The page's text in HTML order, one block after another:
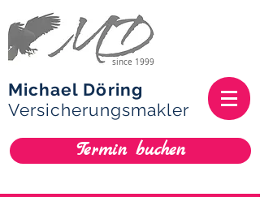
since 1999
Michael Döring
Versicherungsmakler
Termin buchen